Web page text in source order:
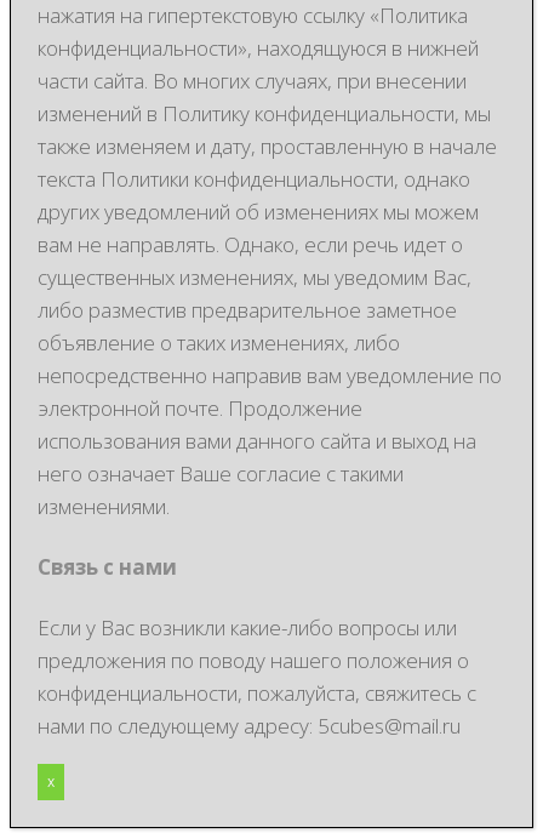
нажатия на гипертекстовую ссылку «Политика
конфиденциальности», находящуюся в нижней
части сайта. Во многих случаях, при внесении
изменений в Политику конфиденциальности, мы
также изменяем и дату, проставленную в начале
текста Политики конфиденциальности, однако
других уведомлений об изменениях мы можем
вам не направлять. Однако, если речь идет о
существенных изменениях, мы уведомим Вас,
либо разместив предварительное заметное
объявление о таких изменениях, либо
непосредственно направив вам уведомление по
электронной почте. Продолжение
использования вами данного сайта и выход на
него означает Ваше согласие с такими
изменениями.
Связь с нами
Если у Вас возникли какие-либо вопросы или
предложения по поводу нашего положения о
конфиденциальности, пожалуйста, свяжитесь с
нами по следующему адресу: 5cubes@mail.ru
x